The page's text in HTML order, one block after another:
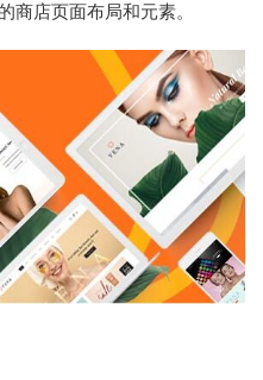
商店页面布局和元素。